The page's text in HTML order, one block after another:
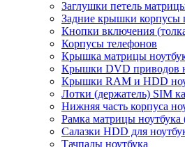
Заглушки петель
Задние крышки корпусы
Кнопки включения
Корпусы телефонов
Крышка матрицы
Крышки DVD приводов
Крышки RAM и HDD
Лотки (держатель) SIM
Нижняя часть корпуса
Рамка матрицы ноутбука
Салазки HDD для
Тачпады ноутбука